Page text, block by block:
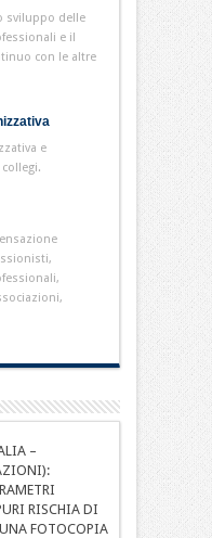
sviluppo delle
e il
con le altre
e
–
RISCHIA DI
FOTOCOPIA